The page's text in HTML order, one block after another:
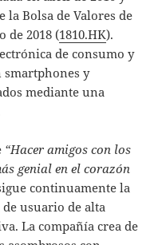
la Bolsa de Valores de
de 2018 (1810.HK).
de consumo y
y
mediante una
“Hacer amigos con los
genial en el corazón
continuamente la
usuario de alta
La compañía crea de